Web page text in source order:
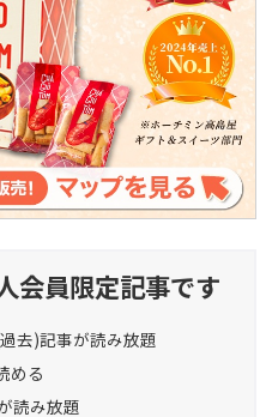
会員限定記事です
去)記事が読み放題
める
読み放題